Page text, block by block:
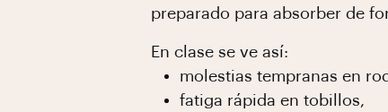
preparado para absorber de
En clase se ve así:
molestias tempranas en
fatiga rápida en tobillos,